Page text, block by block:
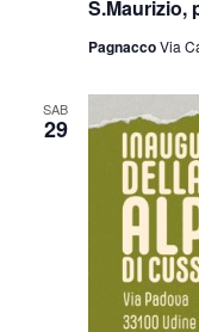
S.Maurizio,
PagnaccoVia
SAB
29